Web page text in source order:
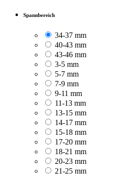
Spannbereich
34-37 mm
40-43 mm
43-46 mm
3-5 mm
5-7 mm
7-9 mm
9-11 mm
11-13 mm
13-15 mm
14-17 mm
15-18 mm
17-20 mm
18-21 mm
20-23 mm
21-25 mm